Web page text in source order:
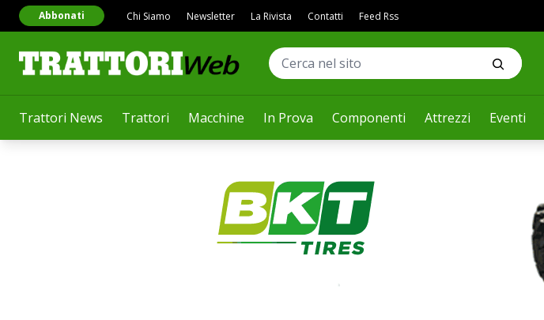
Trattori News Trattori Macchine In Prova Componenti Attrezzi Eventi
Abbonati Chi Siamo Newsletter La Rivista Contatti Feed Rss